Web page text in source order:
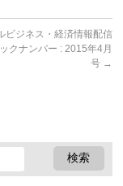
ビジネス・経済情報配信
クナンバー : 2015年4月
号 →